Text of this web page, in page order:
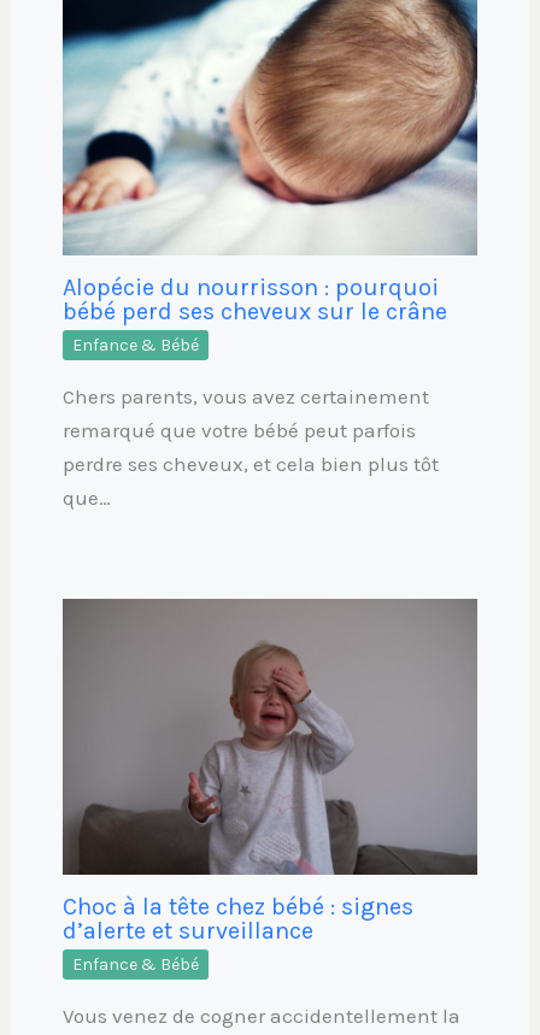
Alopécie du nourrisson : pourquoi
bébé perd ses cheveux sur le crâne
Enfance & Bébé
Chers parents, vous avez certainement
remarqué que votre bébé peut parfois
perdre ses cheveux, et cela bien plus tôt
que…
Choc à la tête chez bébé : signes
d’alerte et surveillance
Enfance & Bébé
Vous venez de cogner accidentellement la